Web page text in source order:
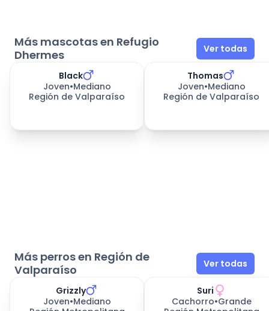
Más mascotas en Refugio
Dhermes
Ver todas
días esperando
Black
Joven•Mediano
Región de Valparaíso
días esperando
Thomas
Joven•Mediano
Región de Valparaíso
Más perros en Región de
Valparaíso
Ver todas
Grizzly
Joven•Mediano
Suri
Cachorro•Grande